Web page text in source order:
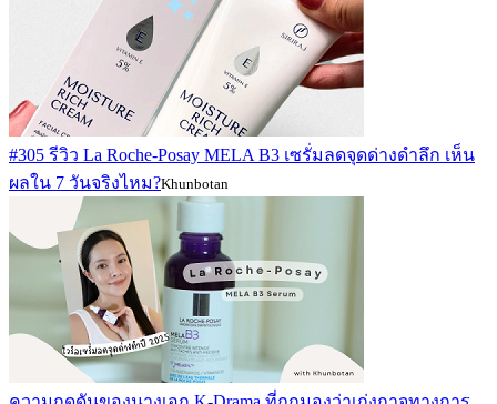
#305 รีวิว La Roche-Posay MELA B3 เซรั่มลดจุดด่างดำลึก เห็น
ผลใน 7 วันจริงไหม?Khunbotan